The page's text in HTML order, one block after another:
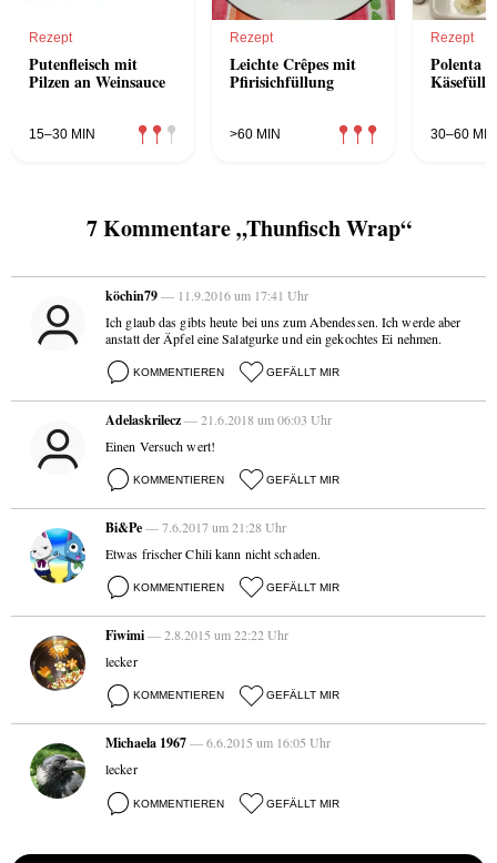
Rezept
Putenfleisch mit
Pilzen an Weinsauce
15–30 MIN
Rezept
Leichte Crêpes mit
Pfirisichfüllung
>60 MIN
Rezept
Polenta
30–60 MIN
7 Kommentare „Thunfisch Wrap“
köchin79— 11.9.2016 um 17:41 Uhr
Ich glaub das gibts heute bei uns zum Abendessen. Ich werde aber
anstatt der Äpfel eine Salatgurke und ein gekochtes Ei nehmen.
KOMMENTIEREN GEFÄLLT MIR
Adelaskrilecz— 21.6.2018 um 06:03 Uhr
Einen Versuch wert!
KOMMENTIEREN GEFÄLLT MIR
Bi&Pe— 7.6.2017 um 21:28 Uhr
Etwas frischer Chili kann nicht schaden.
KOMMENTIEREN GEFÄLLT MIR
Fiwimi— 2.8.2015 um 22:22 Uhr
lecker
KOMMENTIEREN GEFÄLLT MIR
Michaela 1967— 6.6.2015 um 16:05 Uhr
lecker
KOMMENTIEREN GEFÄLLT MIR